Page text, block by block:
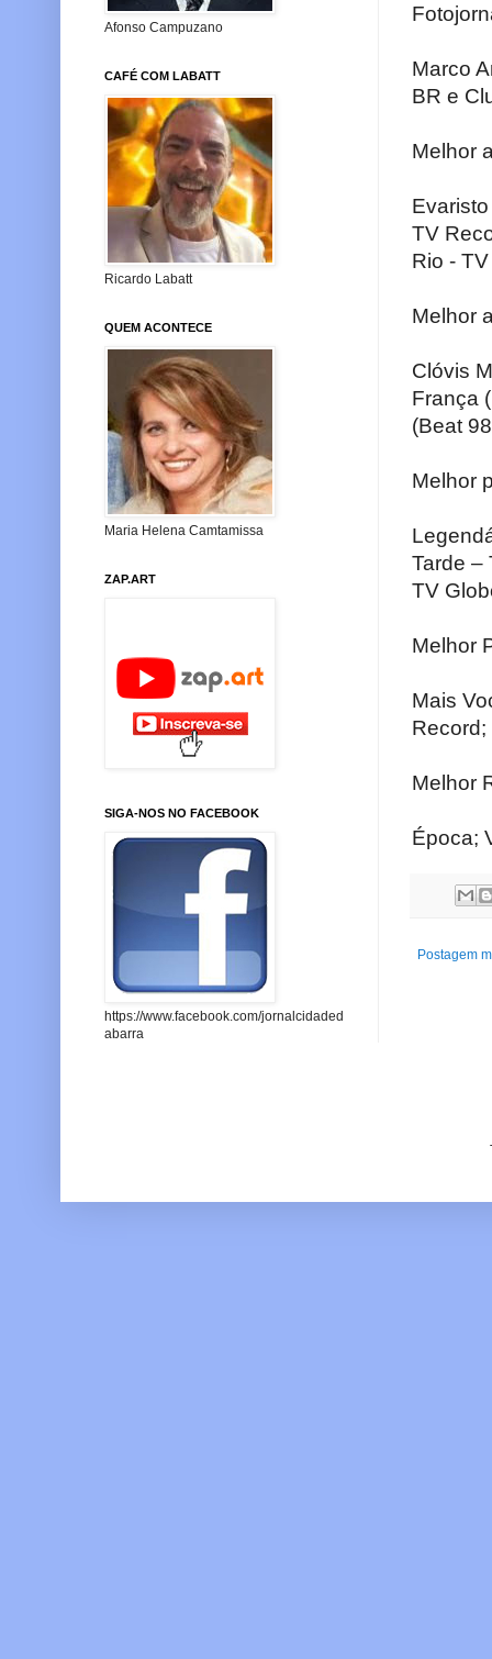
Marco
BR e
Melhor
TV
Rio -
Melhor
Clóvis
França
(Beat
Melhor
Tarde –
TV
Melhor
Mais
Melhor
Época;
Postagem
Afonso Campuzano
CAFÉ COM LABATT
Ricardo Labatt
QUEM ACONTECE
Maria Helena Camtamissa
ZAP.ART
SIGA-NOS NO FACEBOOK
https://www.facebook.com/jornalcidaded
abarra